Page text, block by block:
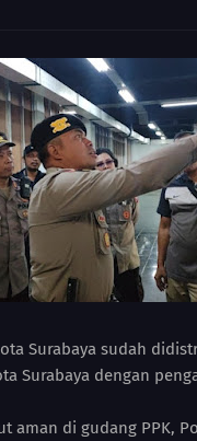
Surabaya sudah
Surabaya dengan
di gudang PPK,